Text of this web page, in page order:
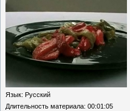
Язык: Русский
Длительность материала: 00:01:05